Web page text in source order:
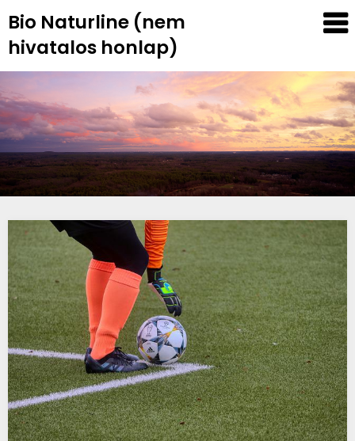
to
content
Bio Naturline (nem
hivatalos honlap)